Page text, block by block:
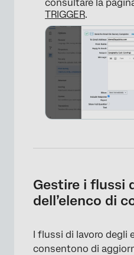
consultare la
TRIGGER.
Gestire i flussi
dell’elenco di
I flussi di lavoro degli
consentono di